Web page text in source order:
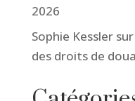
2026
Sophie Kessler
des droits de